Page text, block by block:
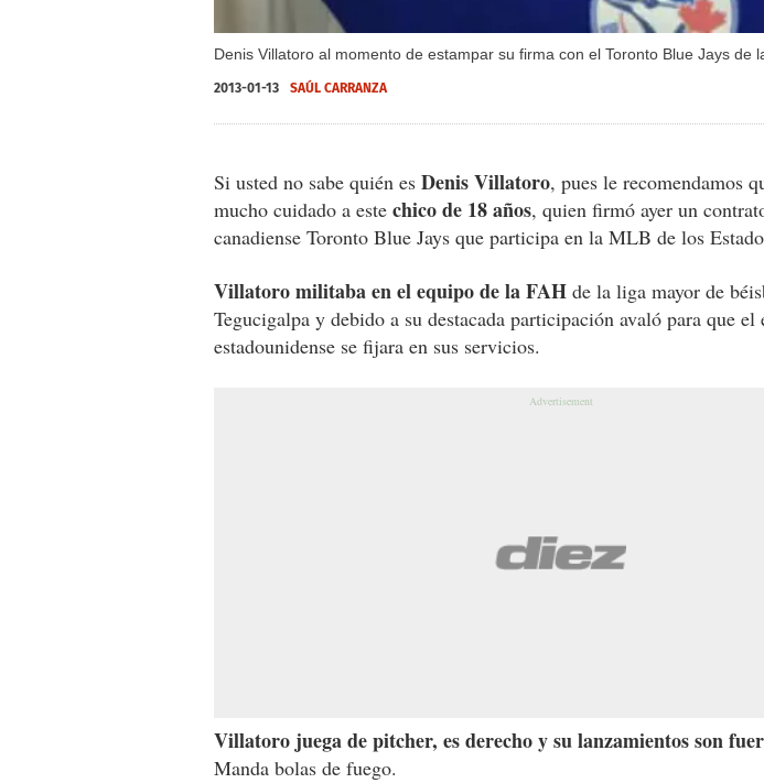
Denis Villatoro al momento de estampar su firma con el Toronto Blue Jays de
2013-01-13 SAÚL CARRANZA
Si usted no sabe quién es Denis Villatoro, pues le recomendamos
mucho cuidado a este chico de 18 años, quien firmó ayer un
canadiense Toronto Blue Jays que participa en la MLB de los
Villatoro militaba en el equipo de la FAH de la liga mayor de
Tegucigalpa y debido a su destacada participación avaló para que el
estadounidense se fijara en sus servicios.
Villatoro juega de pitcher, es derecho y su lanzamientos son
Manda bolas de fuego.